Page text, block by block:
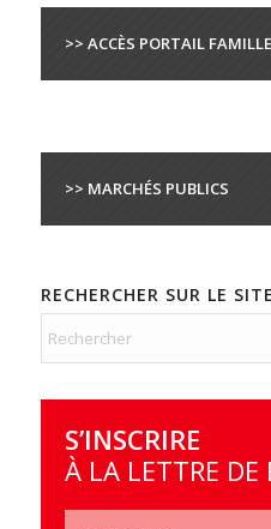
>> ACCÈS PORTAIL FAMILLE
>> MARCHÉS PUBLICS
RECHERCHER SUR LE SITE
S’INSCRIRE
À LA LETTRE DE